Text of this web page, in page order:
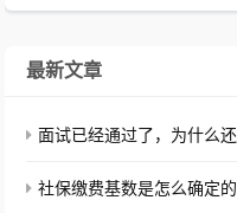
最新文章
面试已经通过了，为什么
社保缴费基数是怎么确定的